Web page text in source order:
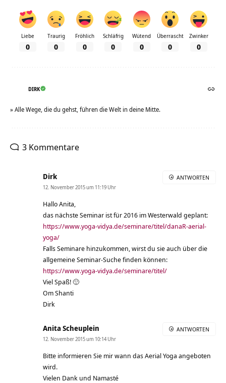
Liebe
0
Traurig
0
Fröhlich
0
Schläfrig
0
Wütend
0
Überrascht
0
Zwinker
0
DIRK
» Alle Wege, die du gehst, führen die Welt in deine Mitte.
3 Kommentare
Dirk
12. November 2015 um 11:19 Uhr
Hallo Anita,
das nächste Seminar ist für 2016 im Westerwald geplant:
https://www.yoga-vidya.de/seminare/titel/danaR-aerial-
yoga/
Falls Seminare hinzukommen, wirst du sie auch über die
allgemeine Seminar-Suche finden können:
https://www.yoga-vidya.de/seminare/titel/
Viel Spaß! 🙂
Om Shanti
Dirk
ANTWORTEN
Anita Scheuplein
12. November 2015 um 10:14 Uhr
Bitte informieren Sie mir wann das Aerial Yoga angeboten
wird.
Vielen Dank und Namasté
ANTWORTEN